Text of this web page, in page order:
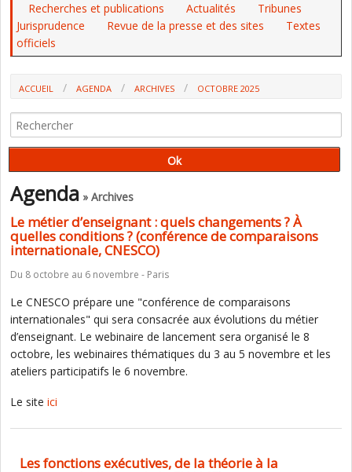
Recherches et publications Actualités
Tribunes
Jurisprudence
Revue de la presse et des sites
Textes
officiels
ACCUEIL AGENDA ARCHIVES OCTOBRE 2025
Agenda » Archives
Le métier d’enseignant : quels changements ? À
quelles conditions ? (conférence de comparaisons
internationale, CNESCO)
Du 8 octobre au 6 novembre - Paris
Le CNESCO prépare une "conférence de comparaisons
internationales" qui sera consacrée aux évolutions du métier
d’enseignant. Le webinaire de lancement sera organisé le 8
octobre, les webinaires thématiques du 3 au 5 novembre et les
ateliers participatifs le 6 novembre.
Le site ici
Les fonctions exécutives, de la théorie à la